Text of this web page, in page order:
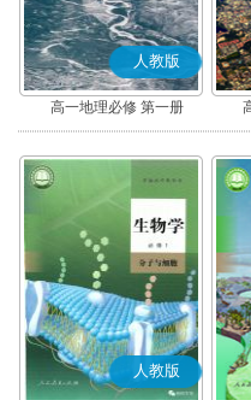
人教版
高一地理必修 第一册
人教版